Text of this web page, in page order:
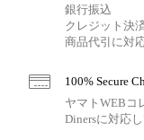
銀行振込
クレジット決
商品代引に対
100% Secure
ヤマトWEBコ
Dinersに対応